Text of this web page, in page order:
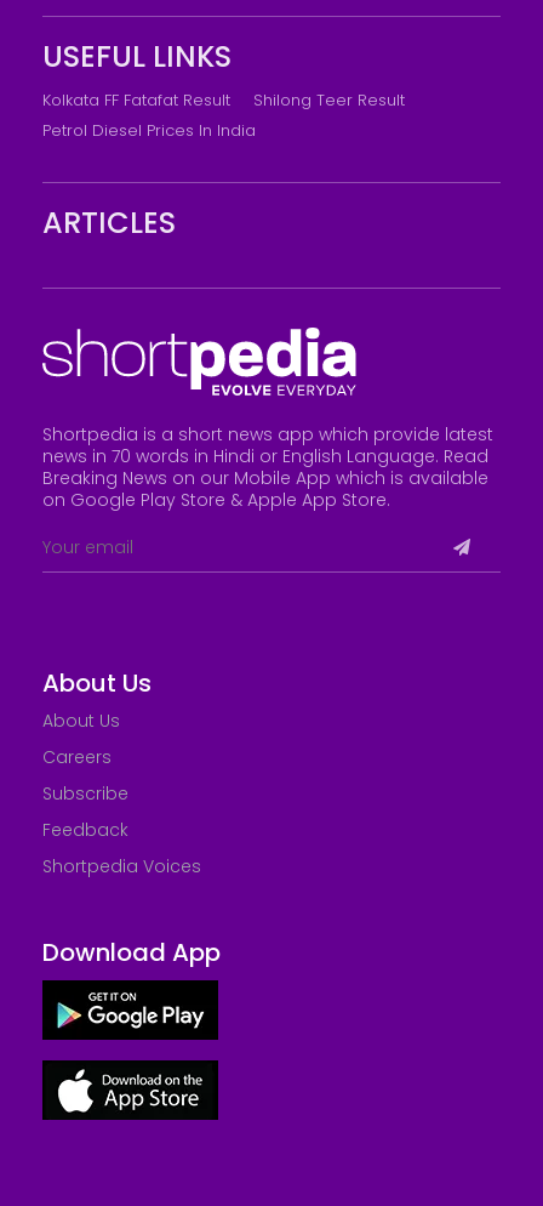
USEFUL LINKS
Kolkata FF Fatafat Result
Shilong Teer Result
Petrol Diesel Prices In India
ARTICLES
Shortpedia is a short news app which provide latest
news in 70 words in Hindi or English Language. Read
Breaking News on our Mobile App which is available
on Google Play Store & Apple App Store.
About Us
About Us
Careers
Subscribe
Feedback
Shortpedia Voices
Download App